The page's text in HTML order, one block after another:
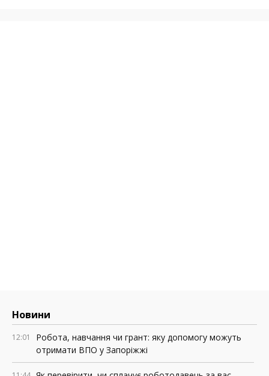
Новини
12:01
Робота, навчання чи грант: яку допомогу можуть
отримати ВПО у Запоріжжі